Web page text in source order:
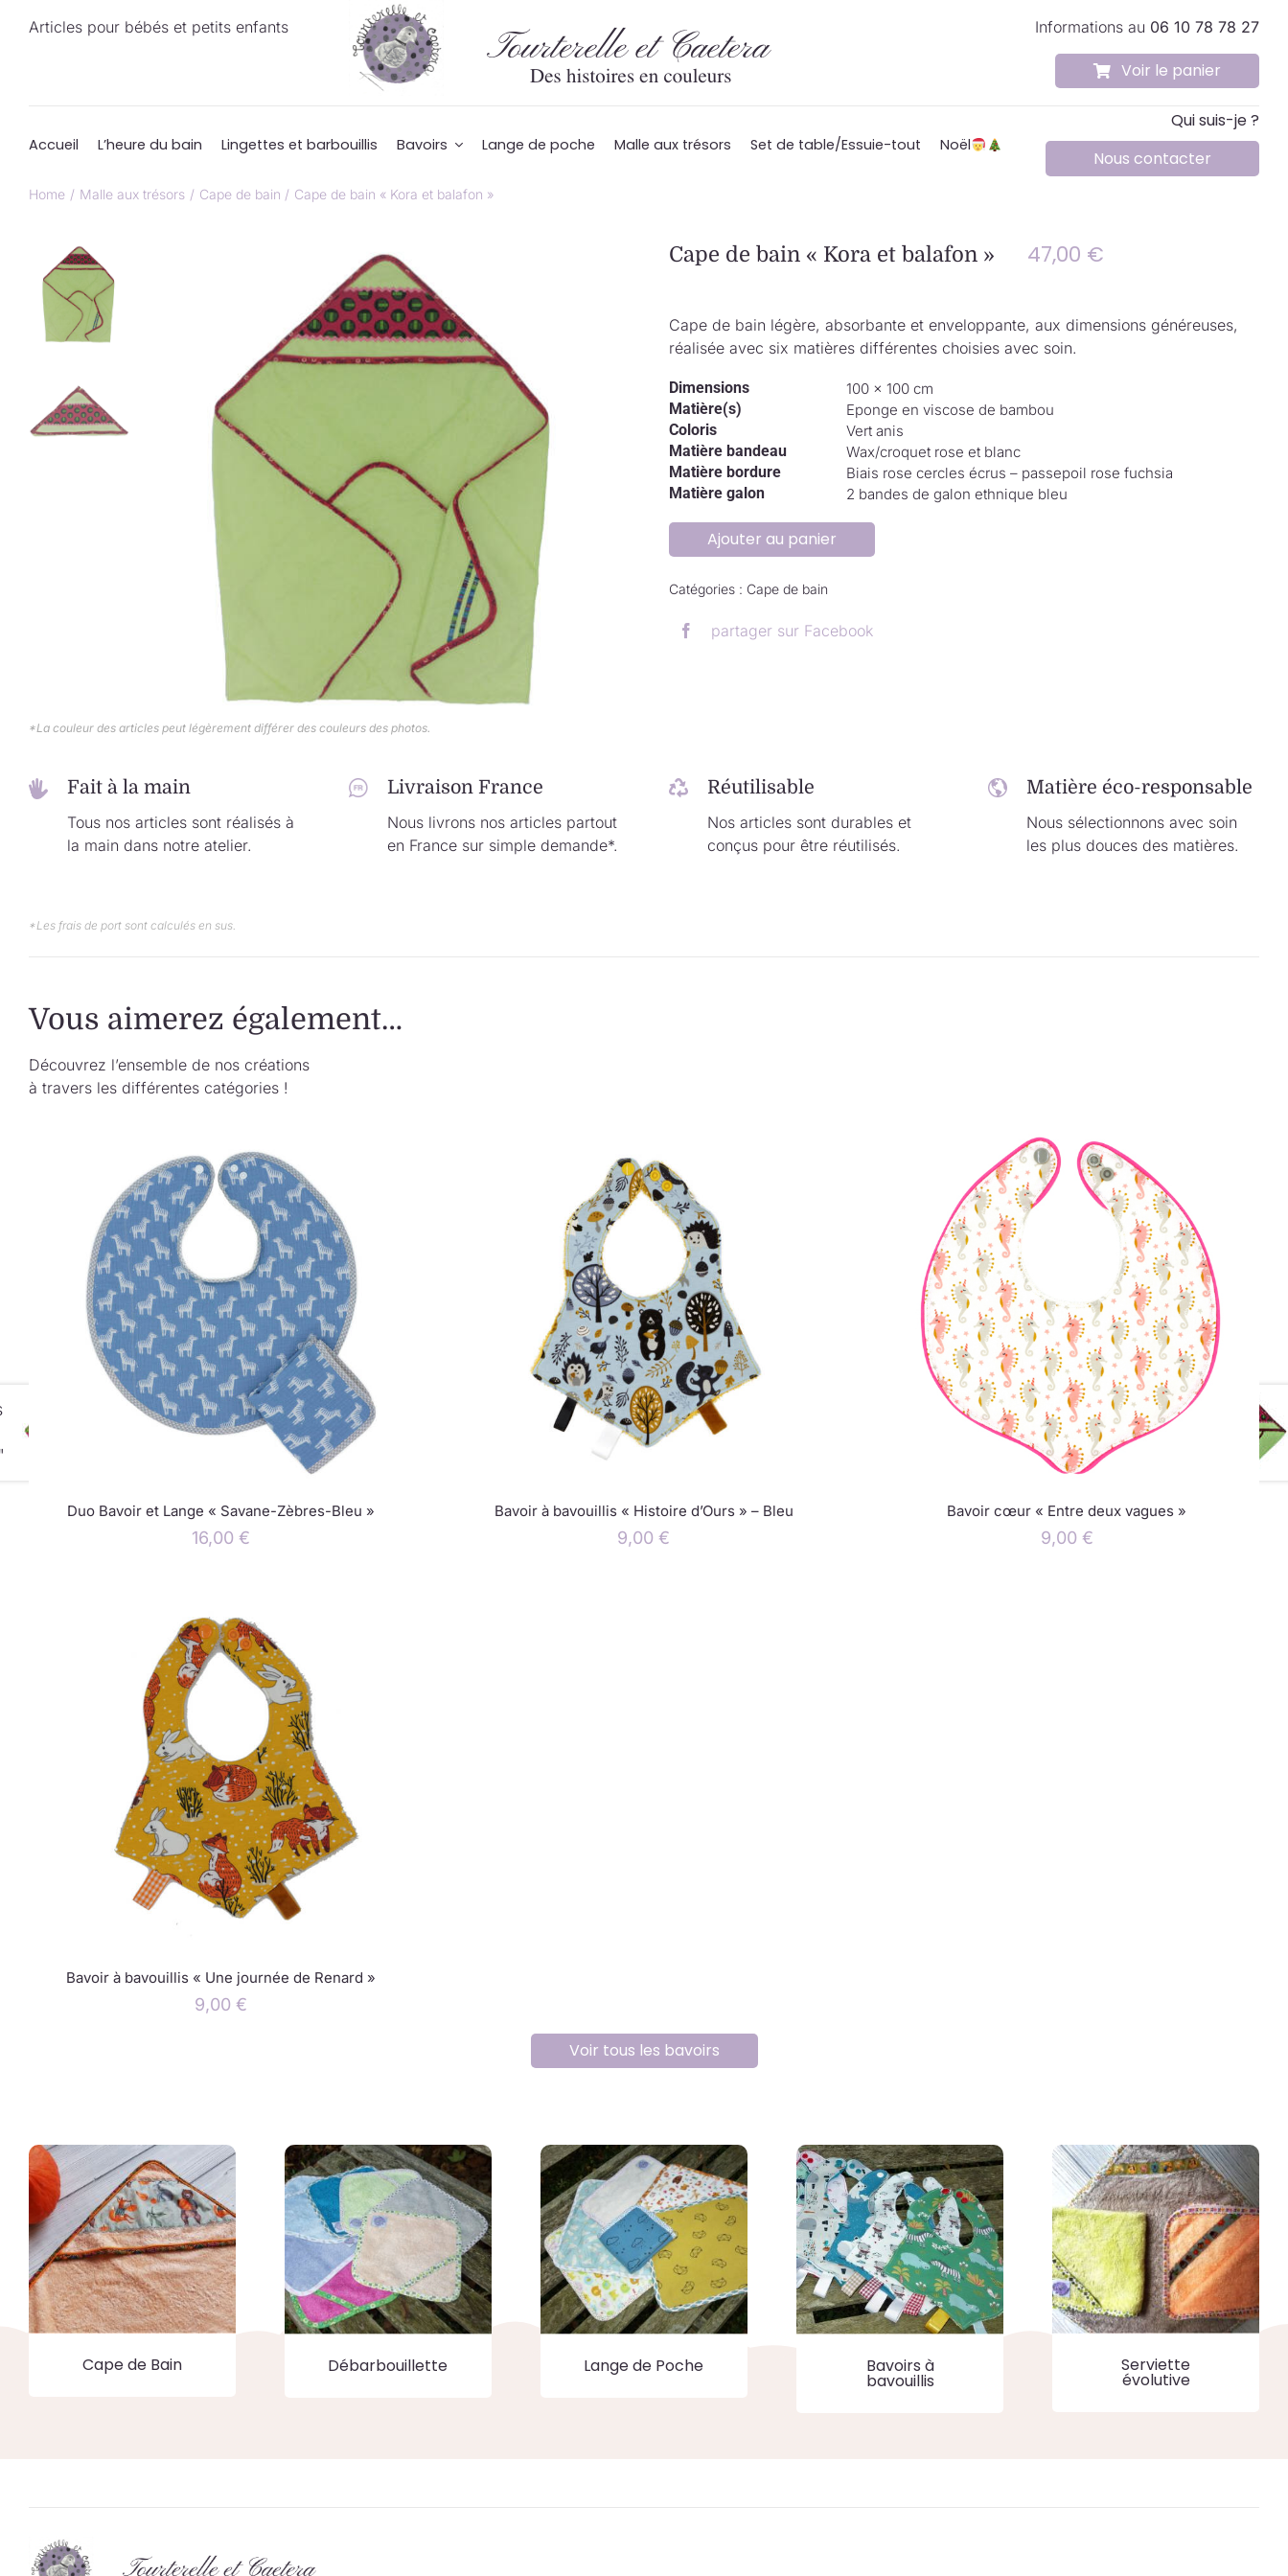
Articles pour bébés et petits enfants Informations au 06 10 78 78 27
Voir le panier
Accueil L’heure du bain Lingettes et barbouillis Bavoirs Lange de poche Malle aux trésors Set de table/Essuie-tout Noël
Qui suis-je ?
Nous contacter
Home Malle aux trésors Cape de bain Cape de bain « Kora et balafon »
*La couleur des articles peut légèrement différer des couleurs des photos.
Cape de bain « Kora et balafon » 47,00 €
Cape de bain légère, absorbante et enveloppante, aux dimensions généreuses,
réalisée avec six matières différentes choisies avec soin.
Dimensions
100 × 100 cm
Matière(s)
Eponge en viscose de bambou
Coloris
Vert anis
Matière bandeau
Wax/croquet rose et blanc
Matière bordure
Biais rose cercles écrus – passepoil rose fuchsia
Matière galon
2 bandes de galon ethnique bleu
Ajouter au panier
Catégories : Cape de bain
partager sur Facebook
Fait à la main
Tous nos articles sont réalisés à
la main dans notre atelier.
Livraison France
Nous livrons nos articles partout
en France sur simple demande*.
Réutilisable
Nos articles sont durables et
conçus pour être réutilisés.
Matière éco-responsable
Nous sélectionnons avec soin
les plus douces des matières.
*Les frais de port sont calculés en sus.
Vous aimerez également…
Découvrez l’ensemble de nos créations
à travers les différentes catégories !
Duo Bavoir et Lange « Savane-Zèbres-Bleu »
16,00€
Bavoir à bavouillis « Histoire d’Ours » – Bleu
9,00€
Bavoir cœur « Entre deux vagues »
9,00 €
Bavoir à bavouillis « Une journée de Renard »
9,00€
Voir tous les bavoirs
Cape de Bain Débarbouillette Lange de Poche Bavoirs à
bavouillis
Serviette
évolutive